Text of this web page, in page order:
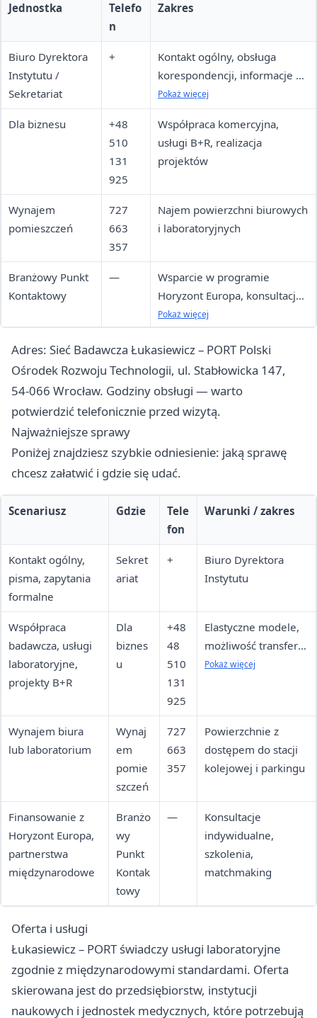
Jednostka
Telefo
n
Zakres
Biuro Dyrektora
Instytutu /
Sekretariat
+
Kontakt ogólny, obsługa
korespondencji, informacje o
instytucie
Pokaż więcej
Dla biznesu
+48
510
131
925
Współpraca komercyjna,
usługi B+R, realizacja
projektów
Wynajem
pomieszczeń
727
663
357
Najem powierzchni biurowych
i laboratoryjnych
Branżowy Punkt
Kontaktowy
—
Wsparcie w programie
Horyzont Europa, konsultacje
projektowe
Pokaż więcej
Adres: Sieć Badawcza Łukasiewicz – PORT Polski
Ośrodek Rozwoju Technologii, ul. Stabłowicka 147,
54-066 Wrocław. Godziny obsługi — warto
potwierdzić telefonicznie przed wizytą.
Najważniejsze sprawy
Poniżej znajdziesz szybkie odniesienie: jaką sprawę
chcesz załatwić i gdzie się udać.
Scenariusz Gdzie
Tele
fon
Warunki / zakres
Kontakt ogólny,
pisma, zapytania
formalne
Sekret
ariat
+
Biuro Dyrektora
Instytutu
Współpraca
badawcza, usługi
laboratoryjne,
projekty B+R
Dla
biznes
u
+48
48
510
131
925
Elastyczne modele,
możliwość transferu
praw własności
Pokaż więcej
Wynajem biura
lub laboratorium
Wynaj
em
pomie
szczeń
727
663
357
Powierzchnie z
dostępem do stacji
kolejowej i parkingu
Finansowanie z
Horyzont Europa,
partnerstwa
międzynarodowe
Branżo
wy
Punkt
Kontak
towy
—
Konsultacje
indywidualne,
szkolenia,
matchmaking
Oferta i usługi
Łukasiewicz – PORT świadczy usługi laboratoryjne
zgodnie z międzynarodowymi standardami. Oferta
skierowana jest do przedsiębiorstw, instytucji
naukowych i jednostek medycznych, które potrzebują